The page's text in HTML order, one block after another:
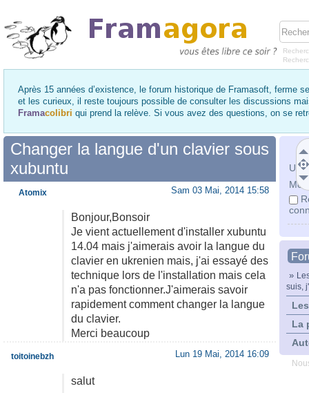
Après 15 années d’existence, le forum historique de Framasoft, ferme
et les curieux, il reste toujours possible de consulter les discussions
Framacolibri qui prend la relève. Si vous avez des questions, on se
Mot
»
suis,
La
Changer la langue d'un clavier sous
xubuntu
Sam 03 Mai, 2014 15:58
Bonjour,Bonsoir
Je vient actuellement d'installer xubuntu
14.04 mais j'aimerais avoir la langue du
clavier en ukrenien mais, j'ai essayé des
technique lors de l'installation mais cela
n'a pas fonctionner.J'aimerais savoir
rapidement comment changer la langue
du clavier.
Merci beaucoup
Atomix
Lun 19 Mai, 2014 16:09
salut
toitoinebzh